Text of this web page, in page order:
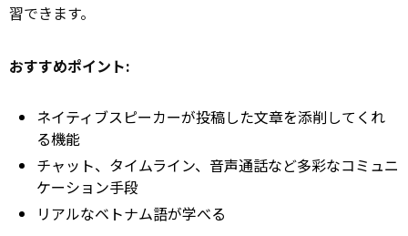
習できます。
おすすめポイント:
ネイティブスピーカーが投稿した文章を添削してくれ
る機能
チャット、タイムライン、音声通話など多彩なコミュニ
ケーション手段
リアルなベトナム語が学べる